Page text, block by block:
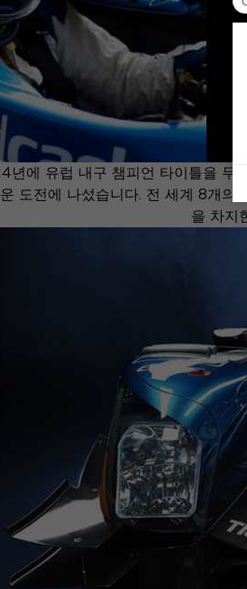
년에 유럽 내구 챔피언 타이틀을
도전에 나섰습니다. 전 세계 8개의
을 차지